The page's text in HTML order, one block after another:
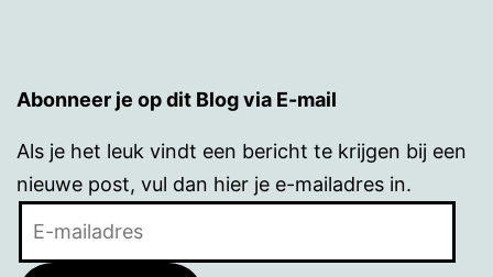
Abonneer je op dit Blog via E-mail
Als je het leuk vindt een bericht te krijgen bij een
nieuwe post, vul dan hier je e-mailadres in.